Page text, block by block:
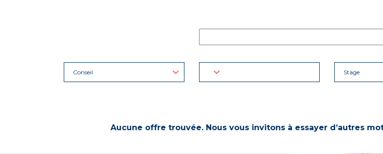
Conseil Stage
Aucune offre trouvée. Nous vous invitons à essayer d’autres